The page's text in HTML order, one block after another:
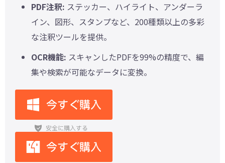
PDF注釈: ステッカー、ハイライト、アンダーラ
イン、図形、スタンプなど、200種類以上の多彩
な注釈ツールを提供。
OCR機能: スキャンしたPDFを99%の精度で、編
集や検索が可能なデータに変換。